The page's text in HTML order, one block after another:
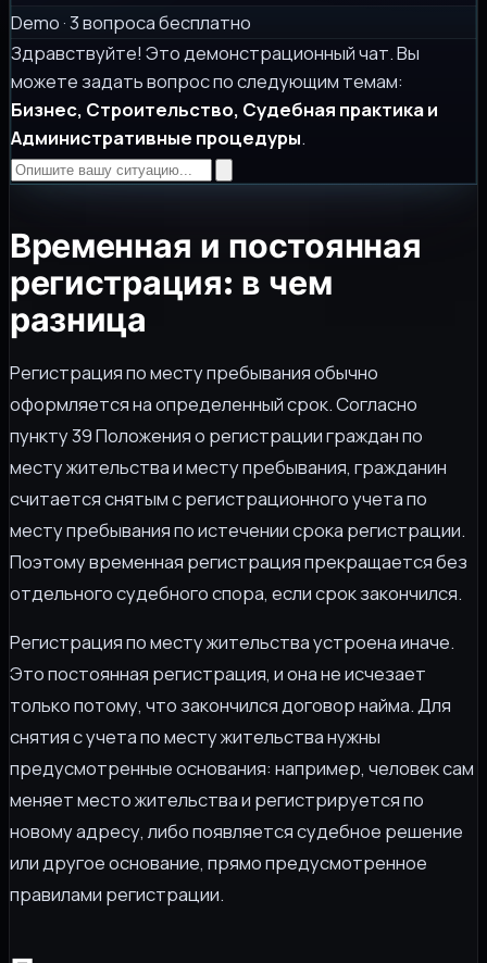
Demo · 3 вопроса бесплатно
Здравствуйте! Это демонстрационный чат. Вы
можете задать вопрос по следующим темам:
Бизнес, Строительство, Судебная практика и
Административные процедуры.
Временная и постоянная
регистрация: в чем
разница
Регистрация по месту пребывания обычно
оформляется на определенный срок. Согласно
пункту 39 Положения о регистрации граждан по
месту жительства и месту пребывания, гражданин
считается снятым с регистрационного учета по
месту пребывания по истечении срока регистрации.
Поэтому временная регистрация прекращается без
отдельного судебного спора, если срок закончился.
Регистрация по месту жительства устроена иначе.
Это постоянная регистрация, и она не исчезает
только потому, что закончился договор найма. Для
снятия с учета по месту жительства нужны
предусмотренные основания: например, человек сам
меняет место жительства и регистрируется по
новому адресу, либо появляется судебное решение
или другое основание, прямо предусмотренное
правилами регистрации.